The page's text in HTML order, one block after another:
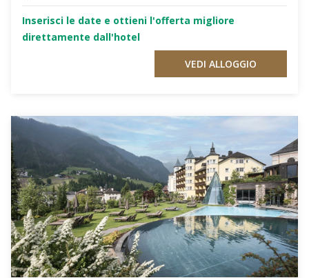
Inserisci le date e ottieni l'offerta migliore
direttamente dall'hotel
VEDI ALLOGGIO